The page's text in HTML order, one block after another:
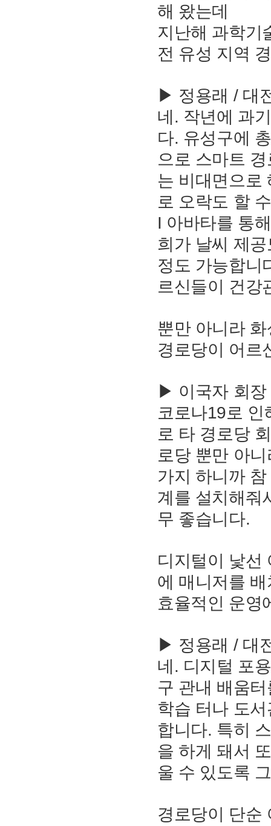
해 왔는데
지난해 과학기
전 유성 지역
▶ 정용래 / 대
네. 작년에 과
다. 유성구에
으로 스마트
는 비대면으로
로 오락도 할
I 아바타를 통
희가 날씨 제
정도 가능합니
르신들이 건강
뿐만 아니라
경로당이 어르
▶ 이국자 회장
코로나19로
로 타 경로당
로당 뿐만 아
가지 하니까
계를 설치해줘
무 좋습니다.
디지털이 낯선
에 매니저를
효율적인 운
▶ 정용래 / 대
네. 디지털 포
구 관내 배움
학습 터나 도
합니다. 특히
을 하게 돼서
울 수 있도록
경로당이 단순